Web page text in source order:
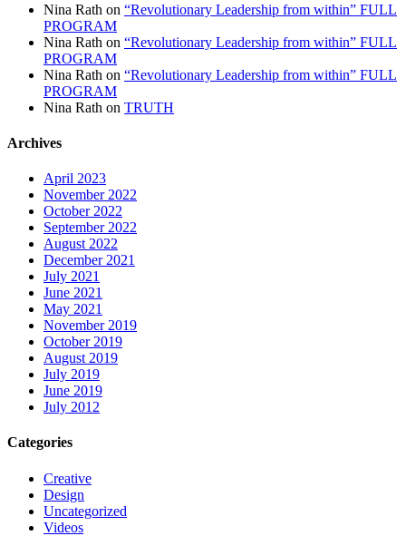
Nina Rath on “Revolutionary Leadership from within” FULL
PROGRAM
Nina Rath on “Revolutionary Leadership from within” FULL
PROGRAM
Nina Rath on “Revolutionary Leadership from within” FULL
PROGRAM
Nina Rath on TRUTH
Archives
April 2023
November 2022
October 2022
September 2022
August 2022
December 2021
July 2021
June 2021
May 2021
November 2019
October 2019
August 2019
July 2019
June 2019
July 2012
Categories
Creative
Design
Uncategorized
Videos